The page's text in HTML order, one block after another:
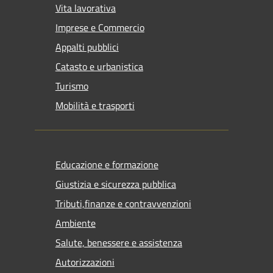
Vita lavorativa
Imprese e Commercio
Appalti pubblici
Catasto e urbanistica
Turismo
Mobilità e trasporti
Educazione e formazione
Giustizia e sicurezza pubblica
Tributi,finanze e contravvenzioni
Ambiente
Salute, benessere e assistenza
Autorizzazioni